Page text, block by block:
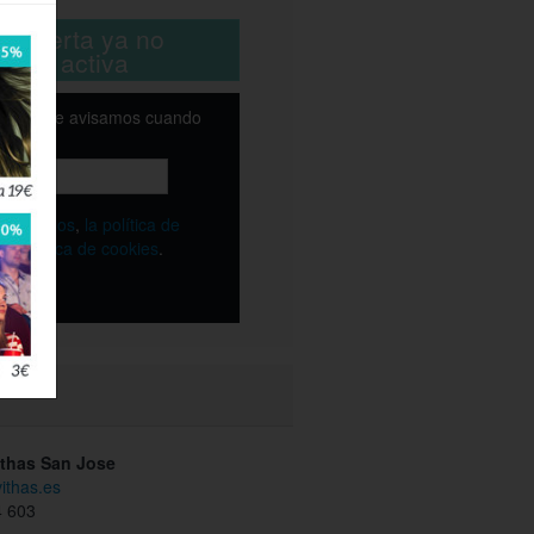
oferta ya no
está activa
y te avisamos cuando
términos, la política de
la política de cookies.
San Jose
603